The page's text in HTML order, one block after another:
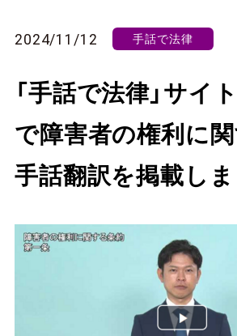
2024/11/12 手話で法律
「手話で法律」サイ
で障害者の権利に関
手話翻訳を掲載し